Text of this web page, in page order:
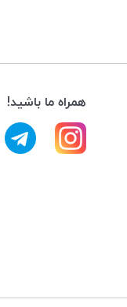
همراه ما باشید!